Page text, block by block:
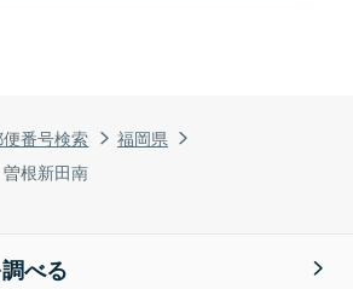
番号検索
福岡県
曽根新田南
べる